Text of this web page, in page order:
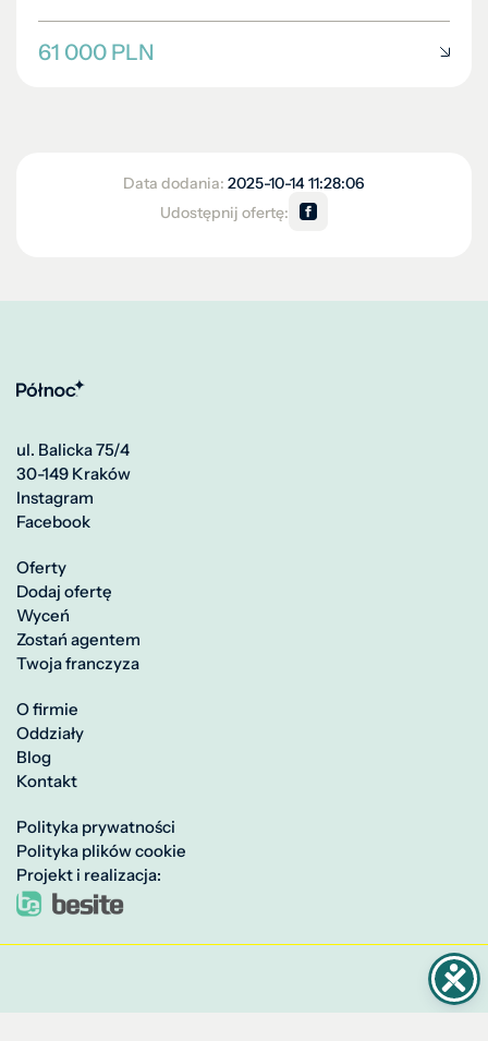
61 000 PLN
Data dodania: 2025-10-14 11:28:06
Udostępnij ofertę:
ul. Balicka 75/4
30-149 Kraków
Instagram
Facebook
Oferty
Dodaj ofertę
Wyceń
Zostań agentem
Twoja franczyza
O firmie
Oddziały
Blog
Kontakt
Polityka prywatności
Polityka plików cookie
Projekt i realizacja: